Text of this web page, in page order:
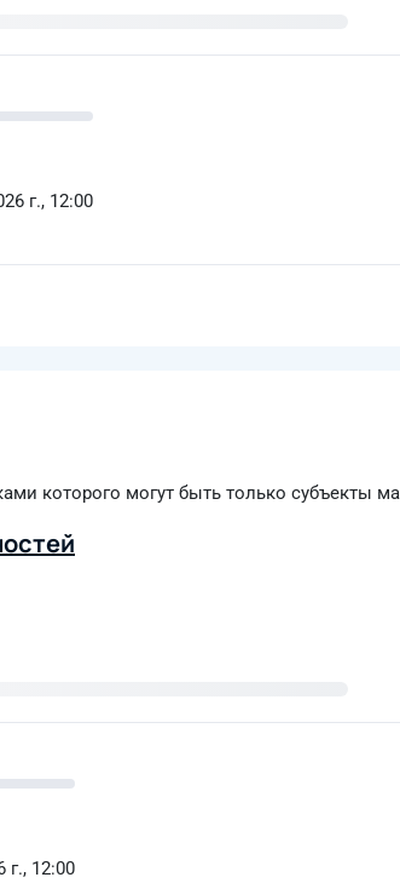
г., 12:00
которого могут быть только субъекты
г., 12:00